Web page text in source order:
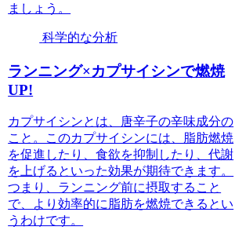
ましょう。
科学的な分析
ランニング×カプサイシンで燃焼
UP!
カプサイシンとは、唐辛子の辛味成分の
こと。このカプサイシンには、脂肪燃焼
を促進したり、食欲を抑制したり、代謝
を上げるといった効果が期待できます。
つまり、ランニング前に摂取すること
で、より効率的に脂肪を燃焼できるとい
うわけです。